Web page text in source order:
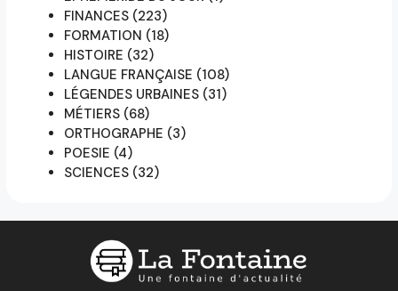
FINANCES (223)
FORMATION (18)
HISTOIRE (32)
LANGUE FRANÇAISE (108)
LÉGENDES URBAINES (31)
MÉTIERS (68)
ORTHOGRAPHE (3)
POESIE (4)
SCIENCES (32)